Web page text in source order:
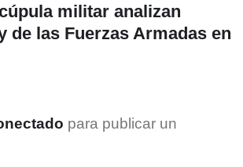
militar analizan
de las Fuerzas Armadas en
para publicar un